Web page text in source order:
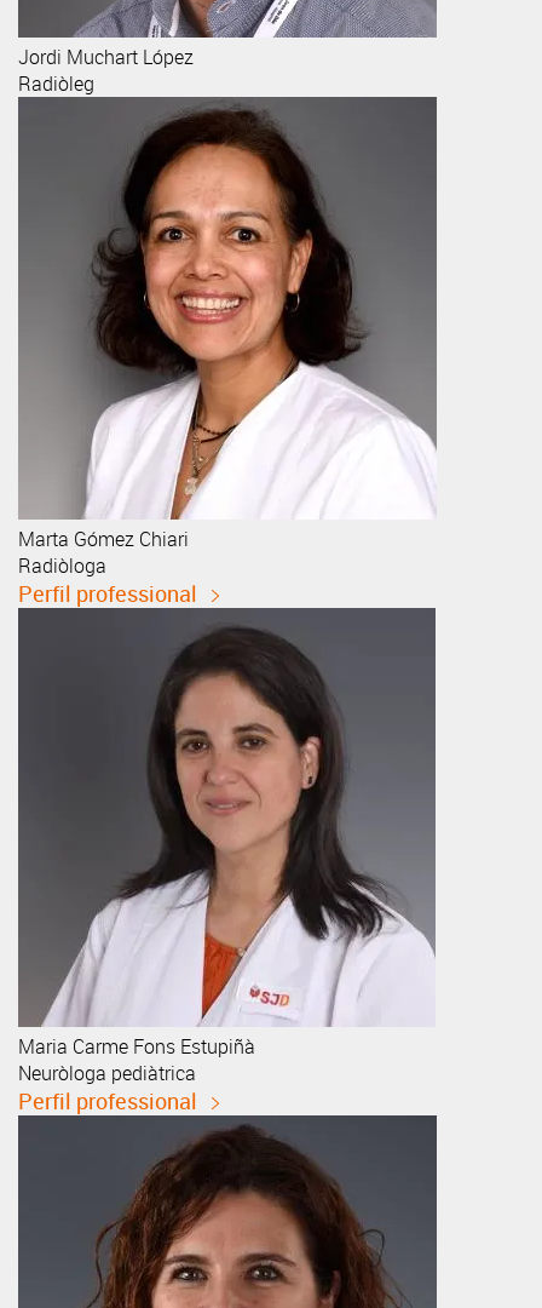
Jordi Muchart López
Radiòleg
Marta Gómez Chiari
Radiòloga
Perfil professional
Maria Carme Fons Estupiñà
Neuròloga pediàtrica
Perfil professional